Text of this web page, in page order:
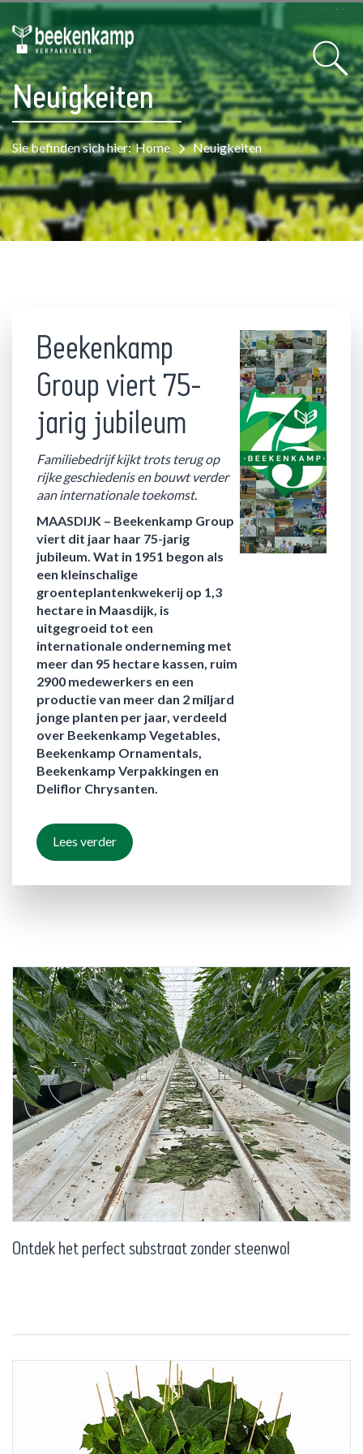
Neuigkeiten
Sie befinden sich hier: Home Neuigkeiten
Beekenkamp
Group viert 75-
jarig jubileum
Familiebedrijf kijkt trots terug op
rijke geschiedenis en bouwt verder
aan internationale toekomst.
MAASDIJK – Beekenkamp Group
viert dit jaar haar 75-jarig
jubileum. Wat in 1951 begon als
een kleinschalige
groenteplantenkwekerij op 1,3
hectare in Maasdijk, is
uitgegroeid tot een
internationale onderneming met
meer dan 95 hectare kassen, ruim
2900 medewerkers en een
productie van meer dan 2 miljard
jonge planten per jaar, verdeeld
over Beekenkamp Vegetables,
Beekenkamp Ornamentals,
Beekenkamp Verpakkingen en
Deliflor Chrysanten.
Lees verder
Ontdek het perfect substraat zonder steenwol